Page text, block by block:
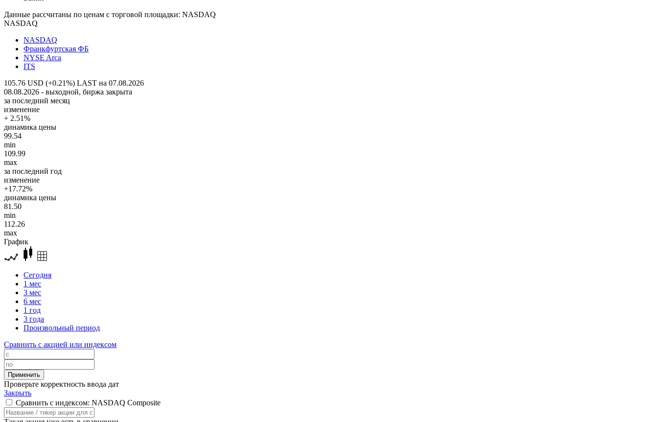
Данные рассчитаны по ценам с торговой площадки: NASDAQ
NASDAQ
NASDAQ
Франкфуртская ФБ
NYSE Arca
ITS
105.76 USD (+0.21%) LAST на 07.08.2026
08.08.2026 - выходной, биржа закрыта
за последний месяц
изменение
+ 2.51%
динамика цены
99.54
min
109.99
max
за последний год
изменение
+17.72%
динамика цены
81.50
min
112.26
max
График
Сегодня
1 мес
3 мес
6 мес
1 год
3 года
Произвольный период
Сравнить с акцией или индексом
Проверьте корректность ввода дат
Закрыть
Сравнить с индексом: NASDAQ Composite